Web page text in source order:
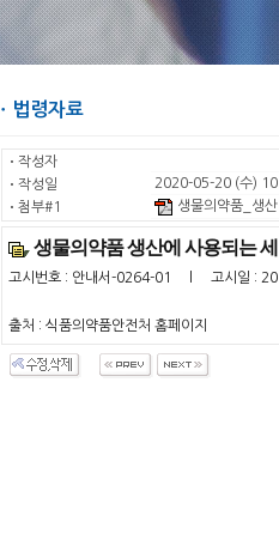
ㆍ법령자료
ㆍ 작성자
ㆍ 작성일
2020-05-20 (수)
ㆍ 첨부#1 생물의약품_생
생물의약품 생산에 사용되는
고시번호 : 안내서-0264-01 l 고시일 :
출처 : 식품의약품안전처 홈페이지